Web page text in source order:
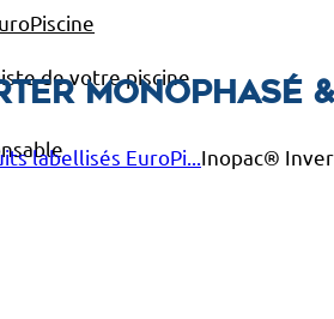
de votre piscine
Monophasé
labellisés EuroPi... Inopac®